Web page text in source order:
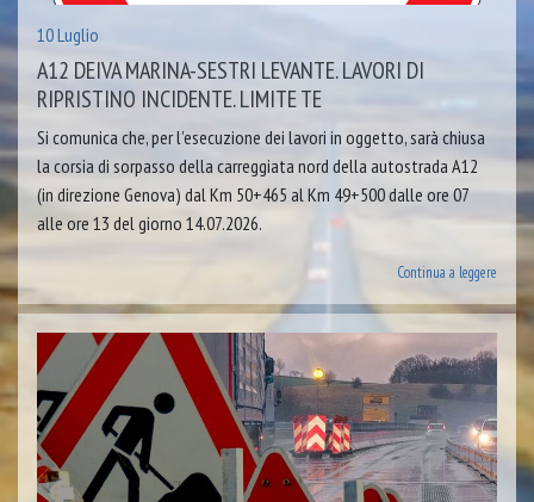
10 Luglio
A12 DEIVA MARINA-SESTRI LEVANTE. LAVORI DI
RIPRISTINO INCIDENTE. LIMITE TE
Si comunica che, per l’esecuzione dei lavori in oggetto, sarà chiusa
la corsia di sorpasso della carreggiata nord della autostrada A12
(in direzione Genova) dal Km 50+465 al Km 49+500 dalle ore 07
alle ore 13 del giorno 14.07.2026.
Continua a leggere